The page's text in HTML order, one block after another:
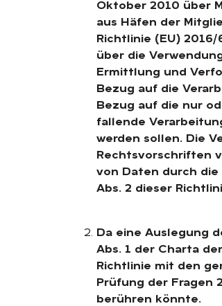
Oktober 2010 über
aus Häfen der
Richtlinie (EU)
über die
Ermittlung und
Bezug auf die
Bezug auf die nur
fallende
werden sollen. Die
Rechtsvorschriften
von Daten durch die
Abs. 2 dieser
Da eine Auslegung
Abs. 1 der Charta
Richtlinie mit den
Prüfung der Fragen
berühren könnte.